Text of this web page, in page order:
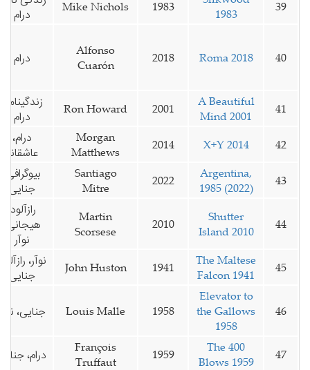
39
1983
1983
Mike Nichols
درام
40
Roma 2018
2018
Alfonso
Cuarón
درام
41
A Beautiful
Mind 2001
2001
Ron Howard
زندگینامه،
درام
42
X+Y 2014
2014
Morgan
Matthews
درام،
عاشقانه
43
Argentina,
1985 (2022)
2022
Santiago
Mitre
بیوگرافی،
جنایی
44
Shutter
Island 2010
2010
Martin
Scorsese
رازآلود،
هیجانی،
نوآر
45
The Maltese
Falcon 1941
1941
John Huston
نوآر،
جنایی
46
Elevator to
the Gallows
1958
1958
Louis Malle جنایی،
47
The 400
Blows 1959
1959
François
Truffaut
درام،